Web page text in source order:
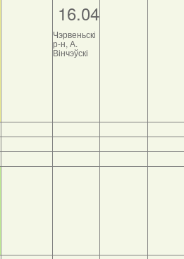
16.04
Чэрвеньскі
р-н, А.
Вінчэўскі